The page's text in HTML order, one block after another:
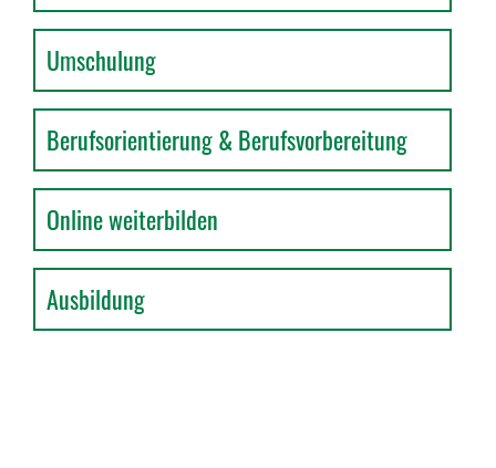
Umschulung
Berufsorientierung & Berufsvorbereitung
Online weiterbilden
Ausbildung